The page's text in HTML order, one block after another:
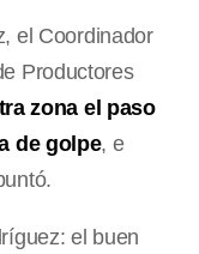
el Coordinador
Productores
zona el paso
de golpe, e
el buen